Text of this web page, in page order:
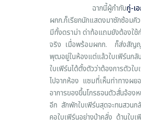
ฉากนี้ผู้กำกับกู่-เ
ผกก.ก็เรียกนักแสดงมาซักซ้อมคิ
มีทั้งดราม่า ด่าท้อแถมยังต้องใ
จริง เมื่อพร้อมผกก. ก็ส่งสัญญา
พุฒอยู่ในห้องแต่แล้วใบเฟิร์นกลั
ใบเฟิร์นได้ตั้งตัวว่าต้องการตัวใ
ไปจากห้อง แซมที่เห็นท่าทางผย
อาการของขึ้นโกรธจนตัวสั่นจ้อง
อีก สักพักใบเฟิร์นสุดจะทนสวนก
คอใบเฟิร์นอย่างบ้าคลั่ง ด้านใบ